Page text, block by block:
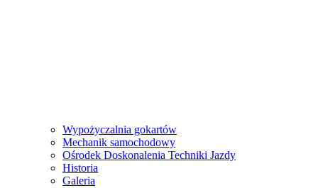
Wypożyczalnia gokartów
Mechanik samochodowy
Ośrodek Doskonalenia Techniki Jazdy
Historia
Galeria